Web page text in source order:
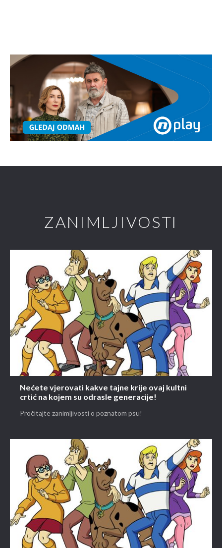
ZANIMLJIVOSTI
Nećete vjerovati kakve tajne krije ovaj kultni
crtić na kojem su odrasle generacije!
Pročitajte zanimljivosti o poznatom psu!